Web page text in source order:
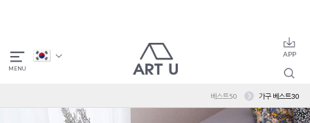
베스트50 가구 베스트30